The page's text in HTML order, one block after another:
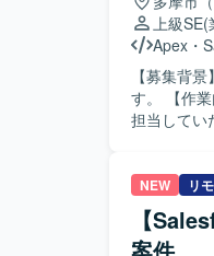
す。画面
き、将来的
Salesforce
行います
定していま
上級SE(
Apex ・
【募集背
す。 【作業内容】 金融系顧客向けワークフロー基盤（Salesforce）導入および開発支援業務を
担当してい
き、新し
です。 【ポジションの魅力】 金融業界向けのSalesforce案件に携わることで、Financial
Service
スまで幅広
NEW リ
【